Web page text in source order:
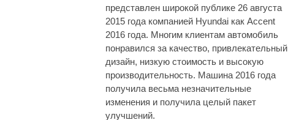
представлен широкой публике 26 августа
2015 года компанией Hyundai как Accent
2016 года. Многим клиентам автомобиль
понравился за качество, привлекательный
дизайн, низкую стоимость и высокую
производительность. Машина 2016 года
получила весьма незначительные
изменения и получила целый пакет
улучшений.